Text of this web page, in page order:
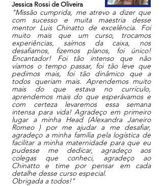
Jessica Rossi de Oliveira
"Missão cumprida, me atrevo a dizer que
com sucesso e muita maestria desse
mentor Luis Chinatto de excelência. Foi
muito mais que um curso, trocamos
experiências, saímos da caixa, nos
desafiamos, fizemos planos, foi único!
Encantador! Foi tão intenso que não
víamos o tempo passar, foi tão leve que
pedimos mais, foi tão dinâmico que a
todos queriam mais. Aprendemos muito
mais do que estava no currículo,
aprendemos mais do que esperávamos e
com certeza levaremos essa semana
intensa para vida! Agradeço em primeiro
lugar a minha Head (Alexandra Janeiro
Romeo ) por me ajudar a me desafiar,
agradeço a minha família pela logística de
facilitar a minha maternidade para que eu
pudesse me dedicar, agradeço aos
colegas que conheci, agradeço ao
Chinatto e time por pensar em cada
detalhe desse curso especial.
Obrigada a todos!"